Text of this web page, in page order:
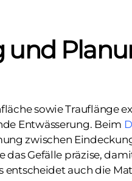
und
sowie Trauflänge
Entwässerung. Beim
zwischen
Gefälle präzise,
entscheidet auch die